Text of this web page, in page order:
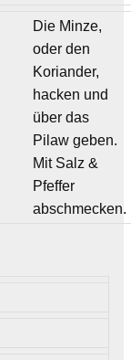
Die Minze,
oder den
Koriander,
hacken und
über das
Pilaw geben.
Mit Salz &
Pfeffer
abschmecken.